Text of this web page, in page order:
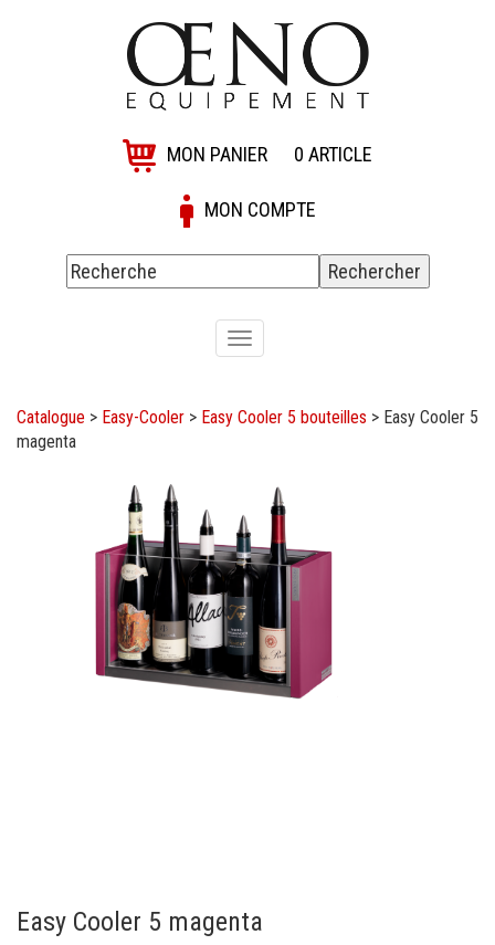
MON PANIER 0 ARTICLE
MON COMPTE
Toggle
navigation
Catalogue > Easy-Cooler > Easy Cooler 5 bouteilles > Easy Cooler 5
magenta
Easy Cooler 5 magenta